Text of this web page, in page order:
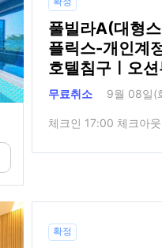
풀빌라A(대형
플릭스-개인계
호텔침구ㅣ오
무료취소 9월 08일(
체크인 17:00 체크아
확정